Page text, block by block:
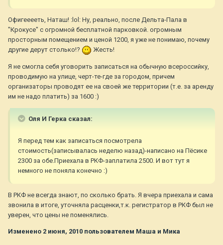
Офигееееть, Наташ! :lol: Ну, реально, после Дельта-Пала в
"Крокусе" с огромной бесплатной парковкой. огромным
просторным помещением и ценой 1200, я уже не понимаю, почему
другие дерут столько!?
Жесть!
Я не смогла себя уговорить записаться на обычную всероссийку,
проводимую на улице, черт-те-где за городом, причем
организаторы проводят ее на своей же территории (т.е. за аренду
им не надо платить) за 1600 :)
Оля И Герка сказал:
Я перед тем как записаться посмотрела
стоимость(записывалась неделю назад)-написано на Пёсике
2300 за обе.Приехала в РКФ-заплатила 2500. И вот тут я
немного не поняла конечно :)
В РКФ не всегда знают, по сколько брать. Я вчера приехала и сама
звонила в итоге, уточняла расценки,т.к. регистратор в РКФ был не
уверен, что цены не поменялись.
Изменено 2 июня, 2010 пользователем Маша и Мика